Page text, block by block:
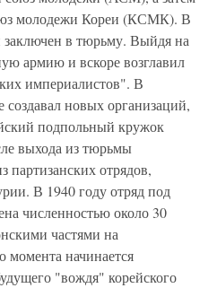
молодежи Кореи (КСМК). В
заключен в тюрьму. Выйдя на
армию и вскоре возглавил
империалистов". В
создавал новых организаций,
подпольный кружок
выхода из тюрьмы
партизанских отрядов,
В 1940 году отряд под
численностью около 30
частями на
начинается
"вождя" корейского